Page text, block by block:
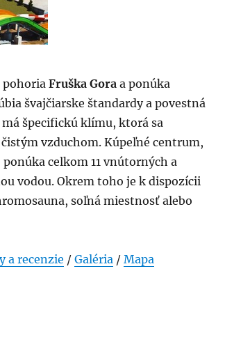
pohoria Fruška Goraa ponúka
švajčiarske štandardy a povestná
špecifickú klímu, ktorá sa
vzduchom. Kúpeľné centrum,
celkom 11 vnútorných a
vodou. Okrem toho je k dispozícii
soľná miestnosť alebo
a recenzie / Galéria/ Mapa